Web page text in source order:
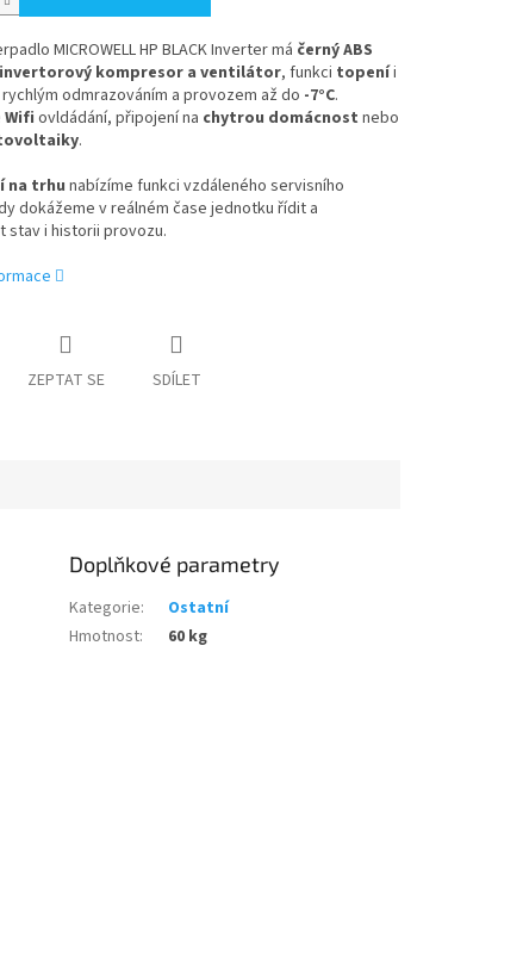
MICROWELL HP BLACK Inverter má černý ABS
invertorový kompresor a ventilátor, funkci topeníi
odmrazováním a provozem až do -7°C.
Wifi ovldádání, připojení na chytrou domácnost nebo
.
na trhu nabízíme funkci vzdáleného servisního
dokážeme v reálném čase jednotku řídit a
stav i historii provozu.
ZEPTAT SE SDÍLET
Doplňkové parametry
Kategorie:
Ostatní
Hmotnost: 60 kg